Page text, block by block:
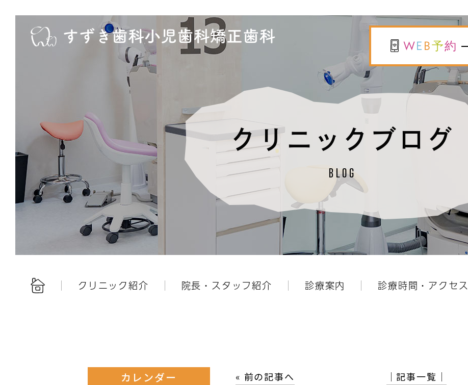
WE B予約
クリニックブログ
BLOG
クリニック紹介 院長・スタッフ紹介 診療案内 診療時間・アクセス
« 前の記事へ │記事一覧│
カレンダー